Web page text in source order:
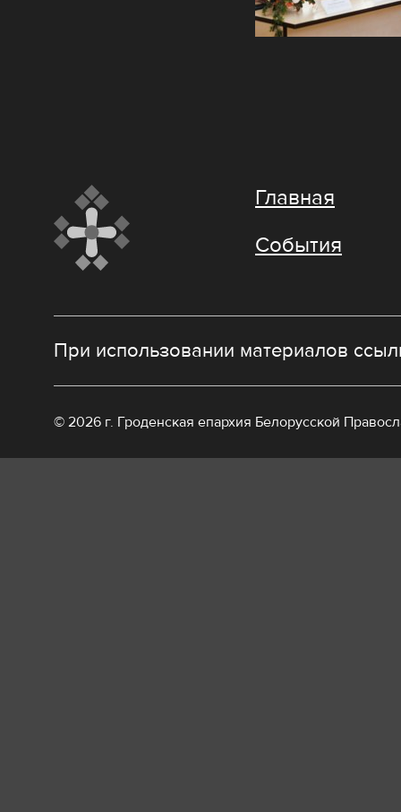
Главная
События
При использовании материалов
© 2026 г. Гроденская епархия Белорусской